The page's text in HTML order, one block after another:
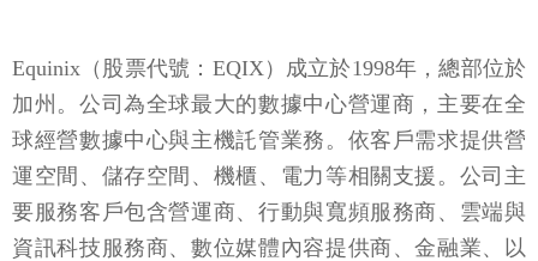
Equinix（股票代號：EQIX）成立於1998年，總部位於
加州。公司為全球最大的數據中心營運商，主要在全
球經營數據中心與主機託管業務。依客戶需求提供營
運空間、儲存空間、機櫃、電力等相關支援。公司主
要服務客戶包含營運商、行動與寬頻服務商、雲端與
資訊科技服務商、數位媒體內容提供商、金融業、以